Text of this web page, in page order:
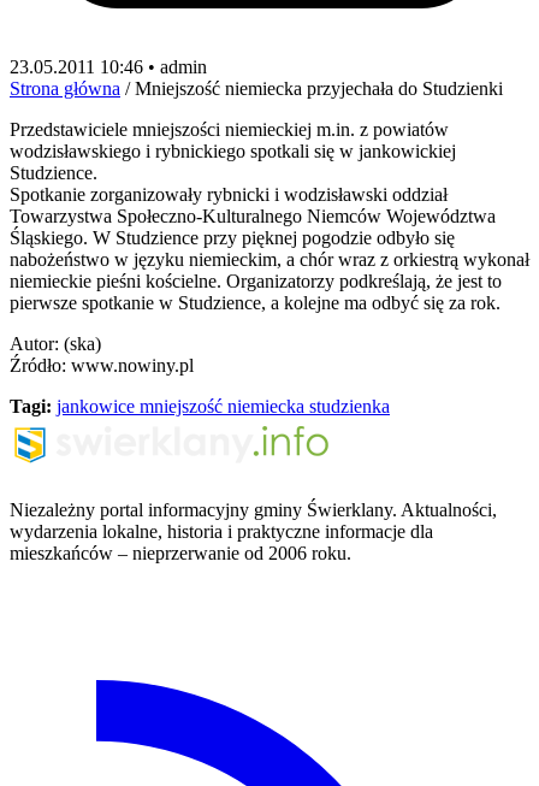
23.05.2011 10:46 • admin
Strona główna / Mniejszość niemiecka przyjechała do Studzienki
Przedstawiciele mniejszości niemieckiej m.in. z powiatów
wodzisławskiego i rybnickiego spotkali się w jankowickiej
Studzience.
Spotkanie zorganizowały rybnicki i wodzisławski oddział
Towarzystwa Społeczno-Kulturalnego Niemców Województwa
Śląskiego. W Studzience przy pięknej pogodzie odbyło się
nabożeństwo w języku niemieckim, a chór wraz z orkiestrą wykonał
niemieckie pieśni kościelne. Organizatorzy podkreślają, że jest to
pierwsze spotkanie w Studzience, a kolejne ma odbyć się za rok.
Autor: (ska)
Źródło: www.nowiny.pl
Tagi: jankowice mniejszość niemiecka studzienka
Niezależny portal informacyjny gminy Świerklany. Aktualności,
wydarzenia lokalne, historia i praktyczne informacje dla
mieszkańców – nieprzerwanie od 2006 roku.